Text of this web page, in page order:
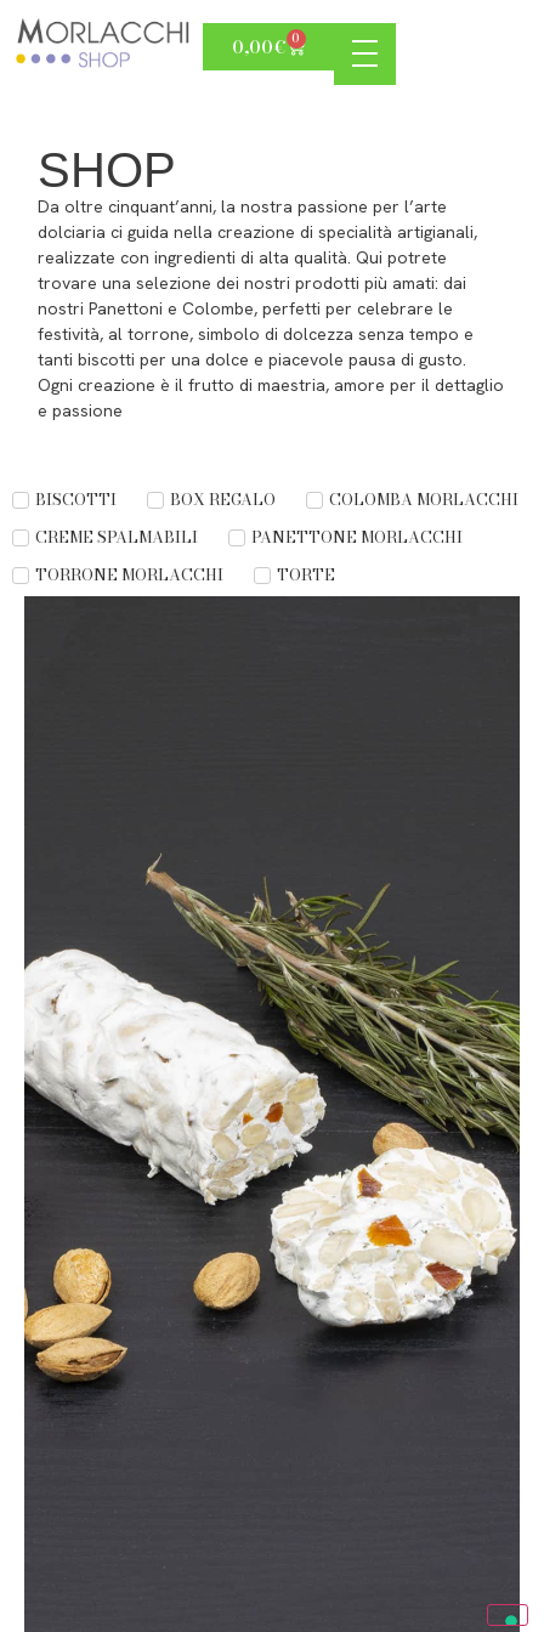
0,00€ 0
SHOP
Da oltre cinquant’anni, la nostra passione per l’arte
dolciaria ci guida nella creazione di specialità artigianali,
realizzate con ingredienti di alta qualità. Qui potrete
trovare una selezione dei nostri prodotti più amati: dai
nostri Panettoni e Colombe, perfetti per celebrare le
festività, al torrone, simbolo di dolcezza senza tempo e
tanti biscotti per una dolce e piacevole pausa di gusto.
Ogni creazione è il frutto di maestria, amore per il dettaglio
e passione
BISCOTTI BOX REGALO
COLOMBA MORLACCHI
CREME SPALMABILI
PANETTONE MORLACCHI
TORRONE MORLACCHI
TORTE